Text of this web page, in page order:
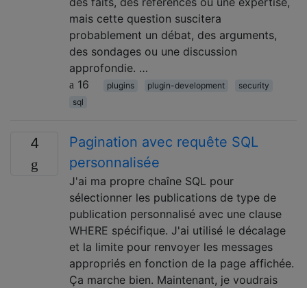
mais cette question suscitera
probablement un débat, des arguments,
des sondages ou une discussion
approfondie. …
16
plugins plugin-development
security
sql
4
Pagination avec requête SQL
personnalisée
J'ai ma propre chaîne SQL pour
sélectionner les publications de type de
publication personnalisé avec une clause
WHERE spécifique. J'ai utilisé le décalage
et la limite pour renvoyer les messages
appropriés en fonction de la page affichée.
Ça marche bien. Maintenant, je voudrais